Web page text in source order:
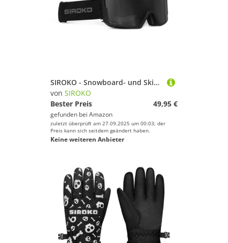
SIROKO - Snowboard- und Skibrillen mit Magnetischer Linse G3 RanquetSchwarz
von SIROKO
Bester Preis
49,95 €
gefunden bei Amazon
zuletzt überprüft am 27.09.2025 um 00:03; der
Preis kann sich seitdem geändert haben.
Keine weiteren Anbieter